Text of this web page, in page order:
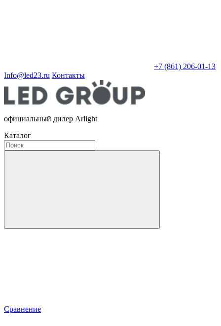
+7 (861) 206-01-13
Info@led23.ru Контакты
официальный дилер Arlight
Каталог
Сравнение